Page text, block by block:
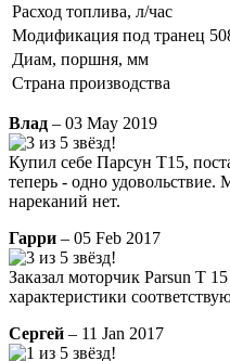
Расход топлива, л/час
Модификация под транец
Диам, поршня, мм
Страна производства
Влад – 03 May 2019
Купил себе Парсун Т15,
теперь - одно удовольствие.
нареканий нет.
Гарри – 05 Feb 2017
Заказал моторчик Parsun T
характеристики
Сергей – 11 Jan 2017